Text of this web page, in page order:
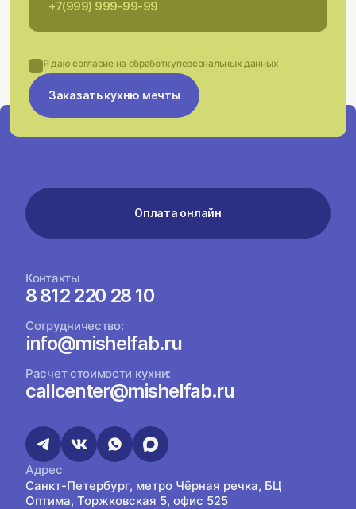
Я даю согласие на обработкуперсональных данных
Заказать кухню мечты
Оплата онлайн
Контакты
8 812 220 28 10
Сотрудничество:
info@mishelfab.ru
Расчет стоимости кухни:
callcenter@mishelfab.ru
Адрес
Санкт-Петербург, метро Чёрная речка, БЦ
Оптима, Торжковская 5, офис 525